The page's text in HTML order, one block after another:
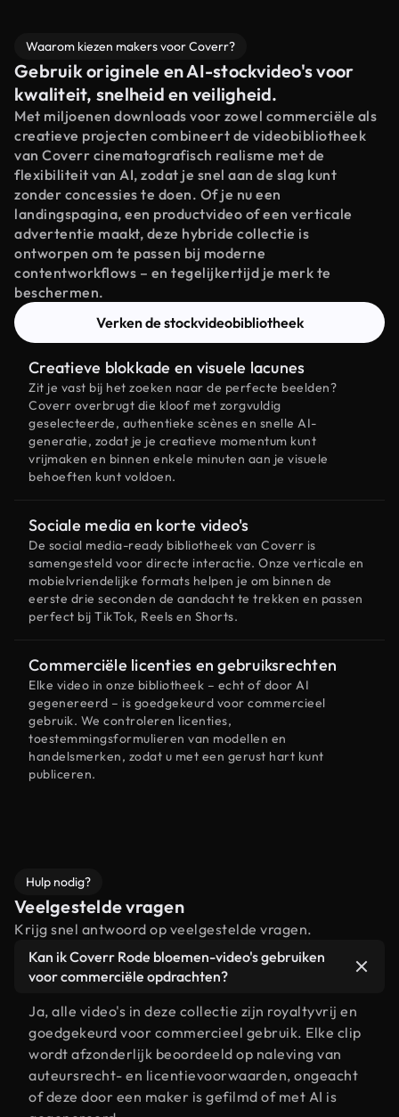
Waarom kiezen makers voor Coverr?
Gebruik originele en AI-stockvideo's voor
kwaliteit, snelheid en veiligheid.
Met miljoenen downloads voor zowel commerciële als
creatieve projecten combineert de videobibliotheek
van Coverr cinematografisch realisme met de
flexibiliteit van AI, zodat je snel aan de slag kunt
zonder concessies te doen. Of je nu een
landingspagina, een productvideo of een verticale
advertentie maakt, deze hybride collectie is
ontworpen om te passen bij moderne
contentworkflows – en tegelijkertijd je merk te
beschermen.
Verken de stockvideobibliotheek
Creatieve blokkade en visuele lacunes
Zit je vast bij het zoeken naar de perfecte beelden?
Coverr overbrugt die kloof met zorgvuldig
geselecteerde, authentieke scènes en snelle AI-
generatie, zodat je je creatieve momentum kunt
vrijmaken en binnen enkele minuten aan je visuele
behoeften kunt voldoen.
Sociale media en korte video's
De social media-ready bibliotheek van Coverr is
samengesteld voor directe interactie. Onze verticale en
mobielvriendelijke formats helpen je om binnen de
eerste drie seconden de aandacht te trekken en passen
perfect bij TikTok, Reels en Shorts.
Commerciële licenties en gebruiksrechten
Elke video in onze bibliotheek – echt of door AI
gegenereerd – is goedgekeurd voor commercieel
gebruik. We controleren licenties,
toestemmingsformulieren van modellen en
handelsmerken, zodat u met een gerust hart kunt
publiceren.
Hulp nodig?
Veelgestelde vragen
Krijg snel antwoord op veelgestelde vragen.
Kan ik Coverr Rode bloemen-video's gebruiken
voor commerciële opdrachten?
Ja, alle video's in deze collectie zijn royaltyvrij en
goedgekeurd voor commercieel gebruik. Elke clip
wordt afzonderlijk beoordeeld op naleving van
auteursrecht- en licentievoorwaarden, ongeacht
of deze door een maker is gefilmd of met AI is